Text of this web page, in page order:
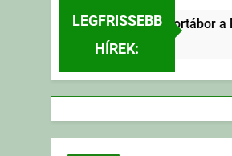
LEGFRISSEBB
HÍREK:
Erdei Vándortábor a
23 Óra Ezelőtt